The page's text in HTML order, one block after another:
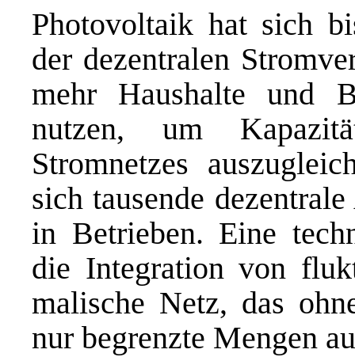
Photovoltaik hat sich
der dezentralen
mehr Haushalte und
nutzen, um
Stromnetzes
sich tausende
in Betrieben. Eine
die Integration von
malische Netz, das
nur begrenzte Mengen